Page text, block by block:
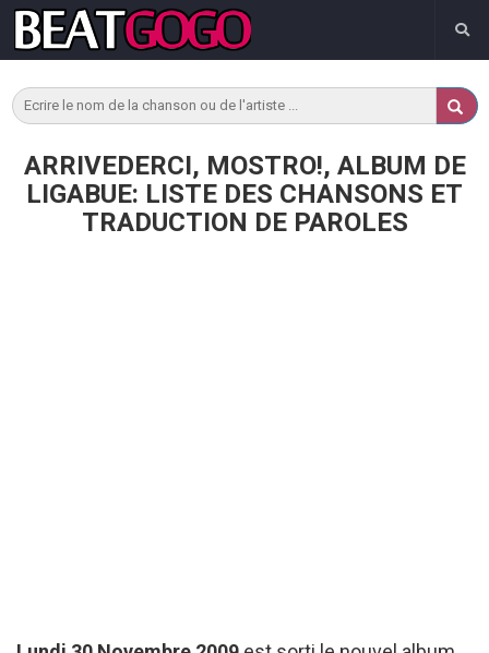
ARRIVEDERCI, MOSTRO!, ALBUM DE
LIGABUE: LISTE DES CHANSONS ET
TRADUCTION DE PAROLES